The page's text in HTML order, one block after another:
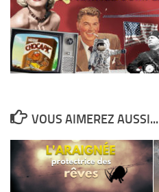
VOUS AIMEREZ AUSSI...